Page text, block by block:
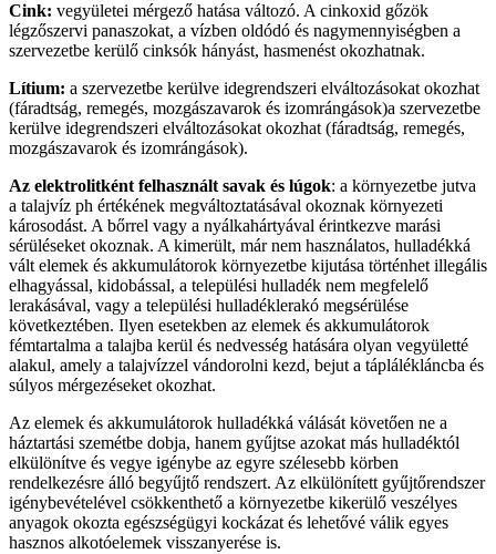
Cink: vegyületei mérgező hatása változó. A cinkoxid gőzök
légzőszervi panaszokat, a vízben oldódó és nagymennyiségben a
szervezetbe kerülő cinksók hányást, hasmenést okozhatnak.
Lítium: a szervezetbe kerülve idegrendszeri elváltozásokat okozhat
(fáradtság, remegés, mozgászavarok és izomrángások)a szervezetbe
kerülve idegrendszeri elváltozásokat okozhat (fáradtság, remegés,
mozgászavarok és izomrángások).
Az elektrolitként felhasznált savak és lúgok: a környezetbe jutva
a talajvíz ph értékének megváltoztatásával okoznak környezeti
károsodást. A bőrrel vagy a nyálkahártyával érintkezve marási
sérüléseket okoznak. A kimerült, már nem használatos, hulladékká
vált elemek és akkumulátorok környezetbe kijutása történhet illegális
elhagyással, kidobással, a települési hulladék nem megfelelő
lerakásával, vagy a települési hulladéklerakó megsérülése
következtében. Ilyen esetekben az elemek és akkumulátorok
fémtartalma a talajba kerül és nedvesség hatására olyan vegyületté
alakul, amely a talajvízzel vándorolni kezd, bejut a táplálékláncba és
súlyos mérgezéseket okozhat.
Az elemek és akkumulátorok hulladékká válását követően ne a
háztartási szemétbe dobja, hanem gyűjtse azokat más hulladéktól
elkülönítve és vegye igénybe az egyre szélesebb körben
rendelkezésre álló begyűjtő rendszert. Az elkülönített gyűjtőrendszer
igénybevételével csökkenthető a környezetbe kikerülő veszélyes
anyagok okozta egészségügyi kockázat és lehetővé válik egyes
hasznos alkotóelemek visszanyerése is.